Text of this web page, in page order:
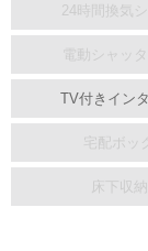
24時間換気
電動シャッ
TV付きイン
宅配ボッ
床下収納